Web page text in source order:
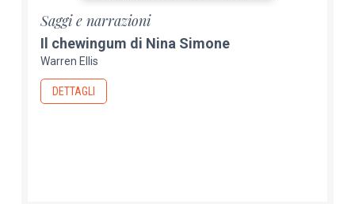
Saggi e narrazioni
Il chewingum di Nina Simone
Warren Ellis
DETTAGLI